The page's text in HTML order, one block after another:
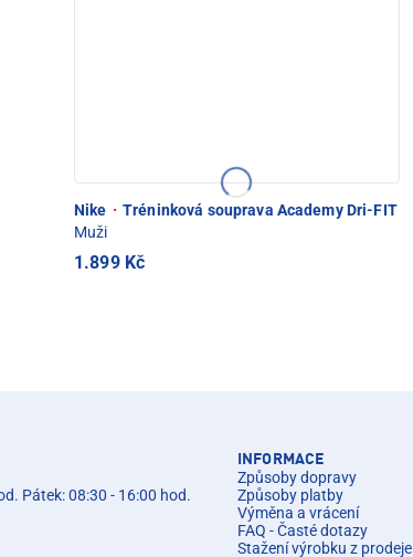
Nike · Tréninková souprava Academy Dri-FIT
Muži
1.899 Kč
Pátek: 08:30 - 16:00 hod.
INFORMACE
Způsoby dopravy
Způsoby platby
Výměna a vrácení
FAQ - Časté dotazy
Stažení výrobku z prodeje